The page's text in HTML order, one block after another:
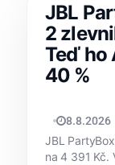
JBL
2
Teď ho
40 %
MATYÁŠ
8.8.2026
JBL
na 4 391 Kč.